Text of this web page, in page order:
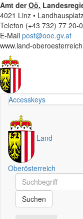
Amt derOö.
4021 Linz •
Telefon (+43 732) 77 20-0
E-Mail post@ooe.gv.at
www.land-
Accesskeys
Land
Oberösterreich
Schnellsuche
Schnellsuche
Suchen